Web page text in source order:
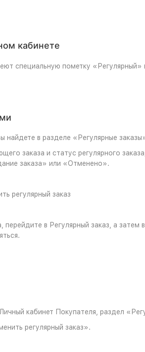
кабинете
специальную пометку
найдете в разделе «Регулярные
заказа и статус регулярного
заказа» или «Отменено».
регулярный заказ
в Регулярный заказ, а затем
кабинет Покупателя, раздел
регулярный заказ».